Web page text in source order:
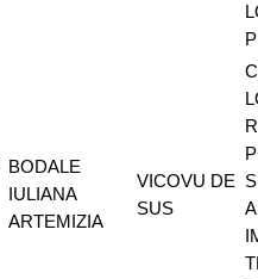
BODALE
IULIANA
ARTEMIZIA
VICOVU DE
SUS